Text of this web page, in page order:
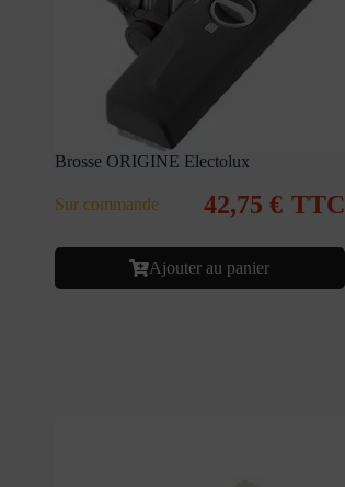
Brosse ORIGINE Electolux
Sur commande 42,75 € TTC
Ajouter au panier